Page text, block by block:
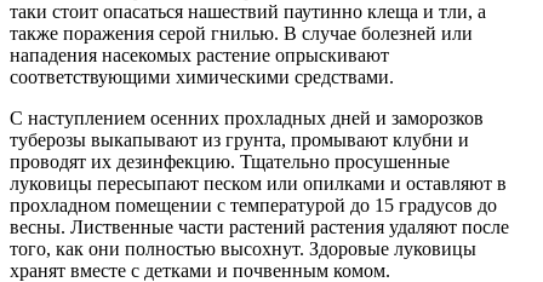
таки стоит опасаться нашествий паутинно клеща и тли, а
также поражения серой гнилью. В случае болезней или
нападения насекомых растение опрыскивают
соответствующими химическими средствами.
С наступлением осенних прохладных дней и заморозков
туберозы выкапывают из грунта, промывают клубни и
проводят их дезинфекцию. Тщательно просушенные
луковицы пересыпают песком или опилками и оставляют в
прохладном помещении с температурой до 15 градусов до
весны. Лиственные части растений растения удаляют после
того, как они полностью высохнут. Здоровые луковицы
хранят вместе с детками и почвенным комом.